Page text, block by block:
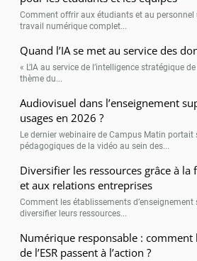
Comment offrir aux étudiants et au personnel
travail numérique complet...
Quand l’IA se met au service des
« L’IA au service de l’intelligence stratégique
thème du...
Audiovisuel dans l’enseignement
usages en 2026 ?
Le dernier webinaire de Campus Matin portait
pédagogiques de la vidéo au sein des...
Diversifier les ressources grâce à
et aux relations entreprises
Comment les établissements d’enseignement
diversifier leurs ressources...
Numérique responsable : comment
de l’ESR passent à l’action ?